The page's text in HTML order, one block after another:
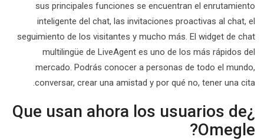
sus principales funciones se encuentran el enrutamiento
inteligente del chat, las invitaciones proactivas al chat, el
seguimiento de los visitantes y mucho más. El widget de chat
multilingüe de LiveAgent es uno de los más rápidos del
mercado. Podrás conocer a personas de todo el mundo,
conversar, crear una amistad y por qué no, tener una cita.
¿Que usan ahora los usuarios de
Omegle?